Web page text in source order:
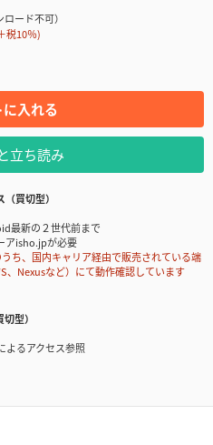
ード不可）
税10％)
入れる
立ち読み
買切型）
最新の２世代前まで
アisho.jpが必要
、国内キャリア経由で販売されている端
、Nexusなど）にて動作確認しています
型）
よるアクセス参照